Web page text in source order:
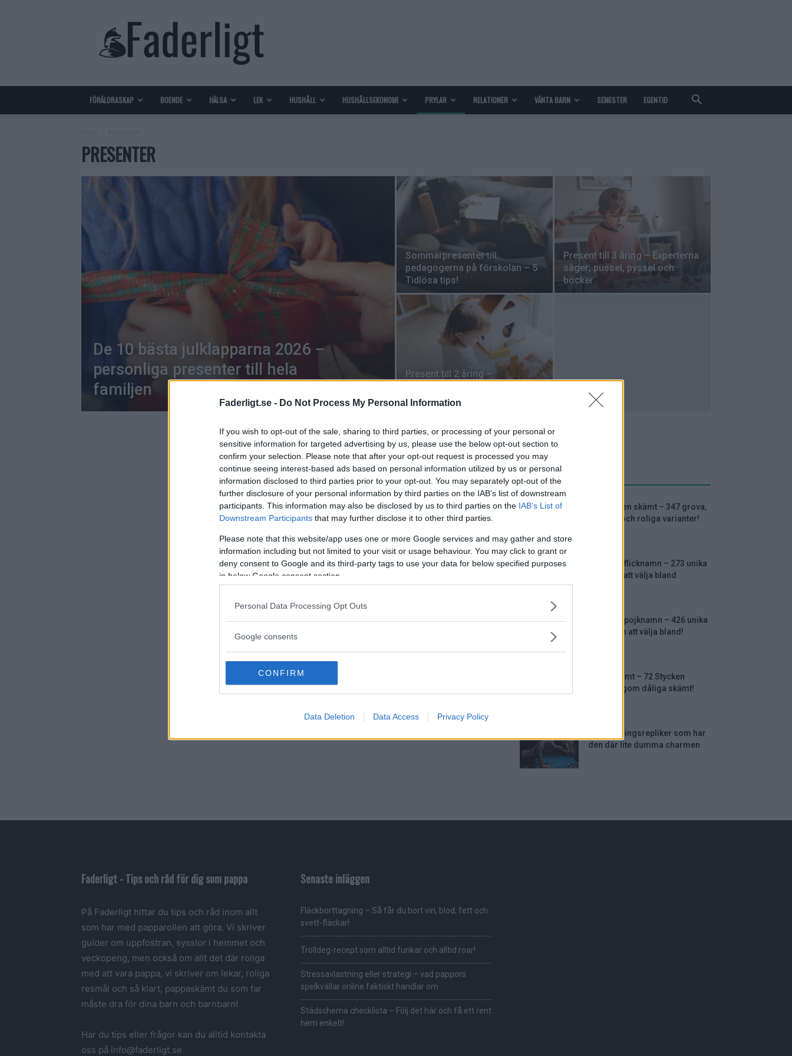
Faderligt.se - Do Not Process My Personal Information
If you wish to opt-out of the sale, sharing to third parties, or processing of your personal or
sensitive information for targeted advertising by us, please use the below opt-out section to
confirm your selection. Please note that after your opt-out request is processed you may
continue seeing interest-based ads based on personal information utilized by us or personal
information disclosed to third parties prior to your opt-out. You may separately opt-out of the
further disclosure of your personal information by third parties on the IAB’s list of downstream
participants. This information may also be disclosed by us to third parties on the IAB’s List of
Downstream Participants that may further disclose it to other third parties.
Please note that this website/app uses one or more Google services and may gather and store
information including but not limited to your visit or usage behaviour. You may click to grant or
deny consent to Google and its third-party tags to use your data for below specified purposes
in below Google consent section.
Personal Data Processing Opt Outs
Google consents
CONFIRM
Data Deletion Data Access Privacy Policy
–
Gör
ditt
som
pappa
FÖRÄLDRASKAP BOENDE HÄLSA LEK HUSHÅLL HUSHÅLLSEKONOMI PRYLAR RELATIONER VÄNTA BARN SEMESTER EGENTID
PRESENTER
De 10 bästa julklapparna 2026 –
personliga presenter till hela
familjen
Sommarpresenter till
pedagogerna på förskolan – 5
Tidlösa tips!
Present till 3 åring – Experterna
säger; pussel, pyssel och
böcker
Present till 2 åring –
leksaker!
VECKANS MEST LÄSTA
Alla barnen skämt – 347 grova,
hemska och roliga varianter!
Ovanliga flicknamn – 273 unika
tjejnamn att välja bland
Ovanliga pojknamn – 426 unika
pojknamn att välja bland!
Torra skämt – 72 Stycken
precis lagom dåliga skämt!
50 Raggningsrepliker som har
den där lite dumma charmen
Faderligt - Tips och råd för dig som pappa
På Faderligt hittar du tips och råd inom allt
som har med papparollen att göra. Vi skriver
guider om uppfostran, sysslor i hemmet och
veckopeng, men också om allt det där roliga
med att vara pappa, vi skriver om lekar, roliga
resmål och så klart, pappaskämt du som far
måste dra för dina barn och barnbarn!
Har du tips eller frågor kan du alltid kontakta
oss på info@faderligt.se
Senaste inläggen
Fläckborttagning – Så får du bort vin, blod, fett och
svett-fläckar!
Trolldeg-recept som alltid funkar och alltid roar!
Stressavlastning eller strategi – vad pappors
spelkvällar online faktiskt handlar om
Städschema checklista – Följ det här och få ett rent
hem enkelt!